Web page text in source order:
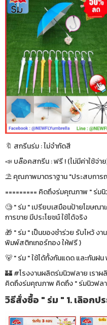
🔖 สกรีนร่ม : ไม่จำกัดสี
📣 บล๊อคสกรีน : ฟรี ! (ไม่มีค่าใช้จ่า
⛱ คุณภาพมาตราฐาน "ประสบการ
========= คิดถึงร่มคุณภาพ " ร่มนิ
🧐 " ร่ม " เปรียบเสมือนป้ายโฆษณ
การขาย มีประโยชน์ ใช้ได้จริง
🎁 " ร่ม " เป็นของชำร่วย รับไหว้
พิมพ์สติกเกอร์ทอง ให้ฟรี )
🐻 " ร่ม " ใช้ได้ทั้งกันแดด และกันฝ
🏰 #โรงงานผลิตร่มนิวฟลาย เรา
คิดถึงร่มคุณภาพ คิดถึง " ร่มนิวฟล
วิธีสั่งซื้อ " ร่ม " 1. เลิอกป